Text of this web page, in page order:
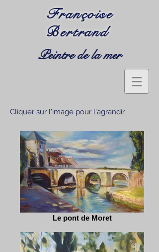
Françoise
Bertrand
Peintre de la mer
Cliquer sur l'image pour l'agrandir
Le pont de Moret